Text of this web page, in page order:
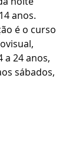
anos.
é o curso
a 24 anos,
sábados,